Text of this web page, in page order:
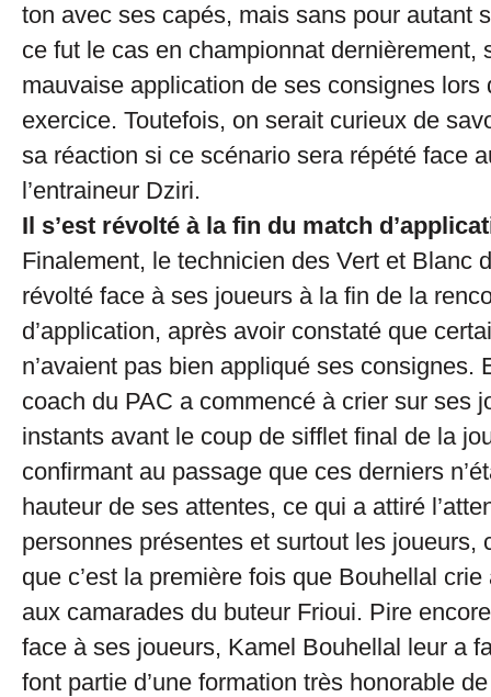
ton avec ses capés, mais sans pour autant
ce fut le cas en championnat dernièrement,
mauvaise application de ses consignes lors
exercice. Toutefois, on serait curieux de
sa réaction si ce scénario sera répété face
l’entraineur Dziri.
Il s’est révolté à la fin du match
Finalement, le technicien des Vert et Blanc
révolté face à ses joueurs à la fin de la
d’application, après avoir constaté que
n’avaient pas bien appliqué ses consignes.
coach du PAC a commencé à crier sur ses
instants avant le coup de sifflet final de la
confirmant au passage que ces derniers
hauteur de ses attentes, ce qui a attiré
personnes présentes et surtout les joueurs,
que c’est la première fois que Bouhellal
aux camarades du buteur Frioui. Pire
face à ses joueurs, Kamel Bouhellal leur a
font partie d’une formation très honorable